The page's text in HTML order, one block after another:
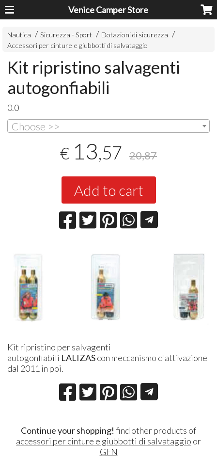
Venice Camper Store
Nautica Sicurezza - Sport
Dotazioni di sicurezza
Accessori per cinture e giubbotti di salvataggio
Kit ripristino salvagenti
autogonfiabili
0.0
Choose >>
€ 13,57 20,87
Add to cart
Kit ripristino per salvagenti
autogonfiabili LALIZAScon meccanismo d'attivazione
dal 2011 in poi.
Continue your shopping! find other products of
accessori per cinture e giubbotti di salvataggio or
GFN